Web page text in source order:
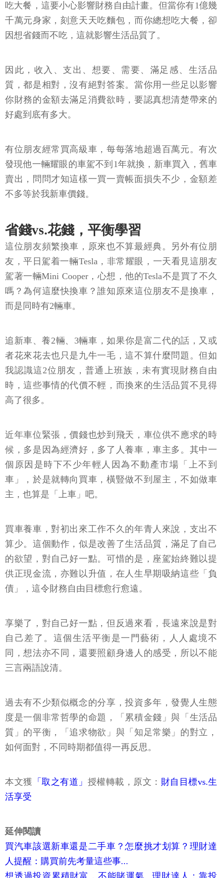
吃大餐，這要小心影響財務自由計畫。但當你有1億幾
千萬元身家，刻意天天吃麵包，而你總想吃大餐，卻
因想省錢而不吃，這就影響生活品質了。
因此，收入、支出、想要、需要、滿足感、生活品
質，都是相對，沒有絕對答案。當你用一些足以影響
你財務的金額去滿足消費欲時，要認真想清楚帶來的
好處到底有多大。
有位朋友經常買高級車，每每落地超過百萬元。有次
發現他一輛耀眼的車駕不到1年就換，新車買入，舊車
賣出，問問才知這樣一買一賣帳面損失不少，金額差
不多等於我新車價錢。
省錢vs.花錢，平衡學習
這位朋友頻繁換車，原來也不算最經典。另外有位朋
友，平日駕着一輛Tesla，非常耀眼，一天看見這朋友
駕著一輛Mini Cooper，心想，他的Tesla不是買了不久
嗎？為何這麼快換車？誰知原來這位朋友不是換車，
而是同時有2輛車。
追新車、養2輛、3輛車，如果你是富二代的話，又或
者花來花去也只是九牛一毛，這不算什麼問題。但如
我認識這2位朋友，普通上班族，未有實現財務自由
時，這些事情的代價不輕，而換來的生活品質不見得
高了很多。
近年車位緊張，價錢也炒到飛天，車位供不應求的時
候，多是因為經濟好，多了人養車，車主多。其中一
個原因是時下不少年輕人因為不動產市場「上不到
車」，於是就轉向買車，橫豎做不到屋主，不如做車
主，也算是「上車」吧。
買車養車，對初出來工作不久的年青人來說，支出不
算少。這個動作，似是改善了生活品質，滿足了自己
的欲望，對自己好一點。可惜的是，座駕始終難以提
供正現金流，亦難以升值，在人生早期吸納這些「負
債」，這令財務自由目標愈行愈遠。
享樂了，對自己好一點，但反過來看，長遠來說是對
自己差了。這個生活平衡是一門藝術，人人處境不
同，想法亦不同，還要照顧身邊人的感受，所以不能
三言兩語說清。
過去有不少類似概念的分享，投資多年，發覺人生態
度是一個非常哲學的命題，「累積金錢」與「生活品
質」的平衡，「追求物欲」與「知足常樂」的對立，
如何面對，不同時期都值得一再反思。
本文獲 「取之有道」 授權轉載，原文： 財自目標vs.生
活享受
延伸閱讀
買汽車該選新車還是二手車？怎麼挑才划算？理財達
人提醒：購買前先考量這些事...
想透過投資累積財富，不能賭運氣...理財達人：靠投